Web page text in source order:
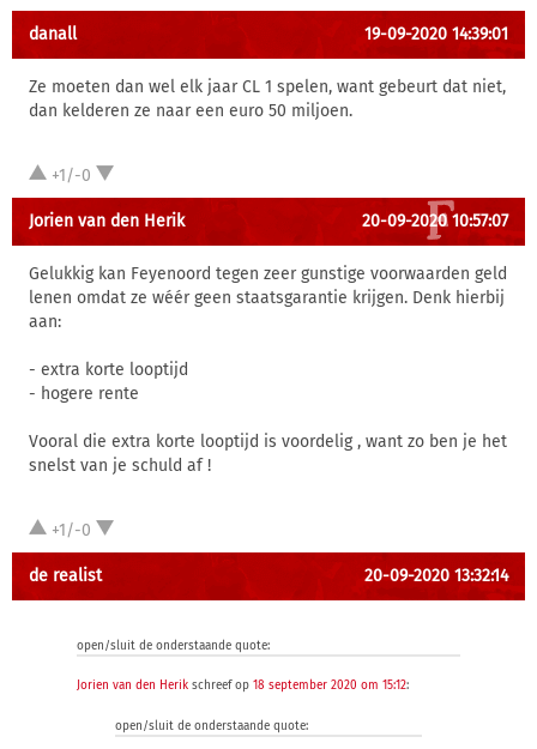
danall 19-09-2020 14:39:01
Ze moeten dan wel elk jaar CL 1 spelen, want gebeurt dat niet,
dan kelderen ze naar een euro 50 miljoen.
+1/-0
Jorien van den Herik 20-09-2020 10:57:07
Gelukkig kan Feyenoord tegen zeer gunstige voorwaarden geld
lenen omdat ze wéér geen staatsgarantie krijgen. Denk hierbij
aan:
- extra korte looptijd
- hogere rente
Vooral die extra korte looptijd is voordelig , want zo ben je het
snelst van je schuld af !
+1/-0
de realist 20-09-2020 13:32:14
open/sluit de onderstaande quote:
Jorien van den Herik schreef op 18 september 2020 om 15:12:
open/sluit de onderstaande quote: